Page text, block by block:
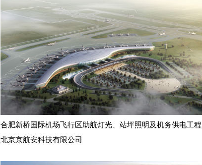
合肥新桥国际机场飞行区助航灯光、站坪照明及机务供电工程_
北京京航安科技有限公司